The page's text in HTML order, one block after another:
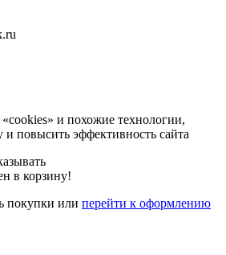
и похожие технологии,
повысить эффективность сайта
в корзину!
покупки или перейти к оформлению